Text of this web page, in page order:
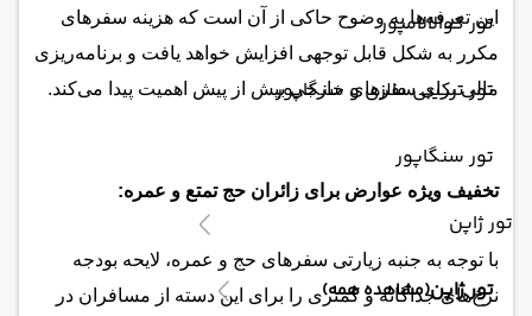
تور کوالالامپور
تور ترکیبی مالزی و سنگاپور
تور سنگاپور
تور ژاپن
تور ژاپن(مشاهده همه)
این تعرفه‌ها به وضوح حاکی از آن است که هزینه سفرهای
مکرر به شکل قابل توجهی افزایش خواهد یافت و برنامه‌ریزی
مالی برای سفرهای خارجی بیش از پیش اهمیت پیدا می‌کند.
تخفیف ویژه عوارض برای زائران حج تمتع و عمره:
با توجه به جنبه زیارتی سفرهای حج و عمره، لایحه بودجه
نرخ‌های جداگانه و کمتری را برای این دسته از مسافران در